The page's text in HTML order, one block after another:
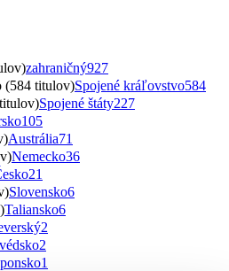
zahraničný927
(584 titulov)Spojené kráľovstvo584
Spojené štáty227
105
Austrália71
Nemecko36
21
Slovensko6
Taliansko6
2
2
1